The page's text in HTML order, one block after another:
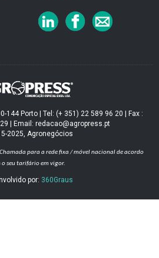
144 Porto | Tel: (+ 351) 22 589 96 20 | Fax :
| Email: redacao@agropress.pt
2025, Agronegócios
para a rede fixa / móvel nacional de acordo
o seu tarifário em vigor.
por: 360Graus